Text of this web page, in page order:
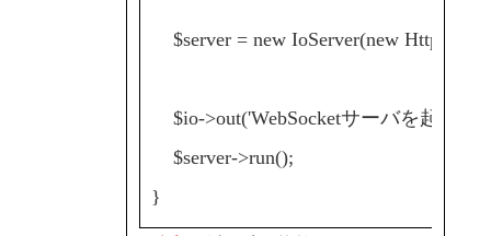
$server = new IoServer(new
$io->out('WebSocketサーバを起動し
$server->run();
}